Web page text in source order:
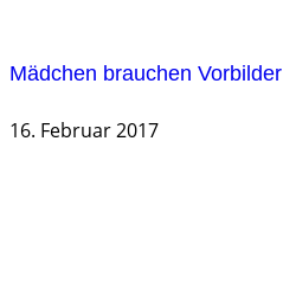
Mädchen brauchen Vorbilder
16. Februar 2017